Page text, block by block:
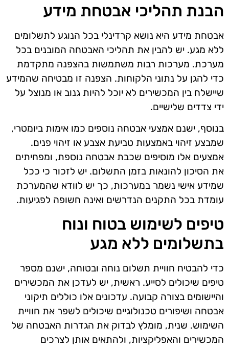
הבנת תהליכי אבטחת מידע
אבטחת מידע היא נושא קרדינלי בכל הנוגע לתשלומים
ללא מגע. יש להבין את תהליכי האבטחה המובנים בכל
מערכת. מערכות רבות משתמשות בהצפנה מתקדמת
כדי להגן על נתוני הלקוחות. הצפנה זו מבטיחה שהמידע
שיישלח בין המכשירים לא יוכל להיות גנוב או מנוצל על
ידי צדדים שלישיים.
בנוסף, ישנם אמצעי אבטחה נוספים כמו אימות ביומטרי,
שמבצע זיהוי באמצעות טביעת אצבע או זיהוי פנים.
אמצעים אלו מוסיפים שכבת אבטחה נוספת, ומפחיתים
את הסיכון להונאות בזמן התשלום. יש לזכור כי ככל
שמידע אישי נשמר במערכות, כך יש לוודא שהמערכת
עומדת בכל התקנים הנדרשים ואינה חשופה לפגיעות.
טיפים לשימוש בטוח ונוח
בתשלומים ללא מגע
כדי להבטיח חוויית תשלום נוחה ובטוחה, ישנם מספר
טיפים שיכולים לסייע. ראשית, יש לעדכן את המכשירים
והיישומים בצורה קבועה. עדכונים אלו כוללים תיקוני
אבטחה ושיפורים טכנולוגיים שיכולים לשפר את חוויית
השימוש. שנית, מומלץ לבדוק את הגדרות האבטחה של
המכשירים והאפליקציות, ולהתאים אותן לצרכים